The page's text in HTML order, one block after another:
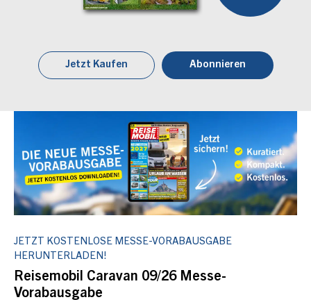
Jetzt Kaufen Abonnieren
JETZT KOSTENLOSE MESSE-VORABAUSGABE
HERUNTERLADEN!
Reisemobil Caravan 09/26 Messe-
Vorabausgabe